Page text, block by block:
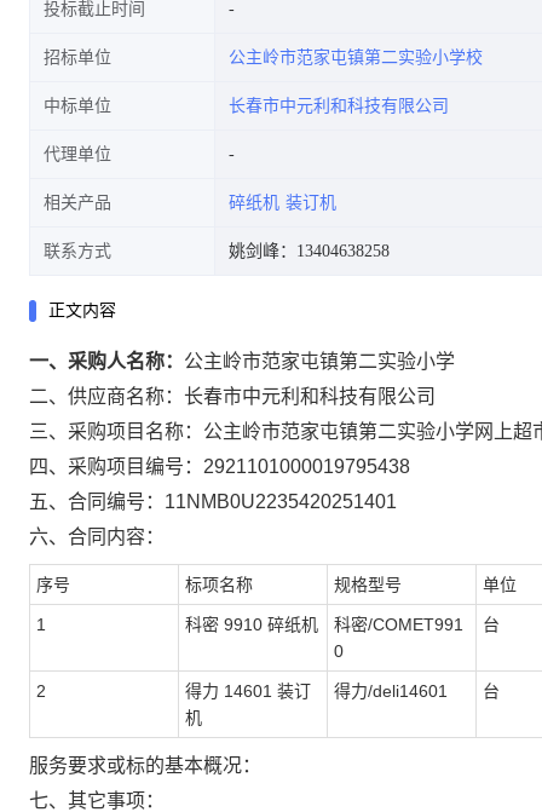
投标截止时间
招标单位 公主岭市范家屯镇第二实验小学校
中标单位 长春市中元利和科技有限公司
代理单位
相关产品 碎纸机 装订机
联系方式 姚剑峰：13404638258
正文内容
一、采购人名称： 公主岭市范家屯镇第二实验小学
二、供应商名称： 长春市中元利和科技有限公司
三、采购项目名称： 公主岭市范家屯镇第二实验小学网上超
四、采购项目编号： 2921101000019795438
五、合同编号： 11NMB0U2235420251401
六、合同内容：
序号 标项名称 规格型号 单位
1 科密 9910 碎纸机
科密/COMET991
0
台
2
得力 14601 装订
机
得力/deli14601 台
服务要求或标的基本概况：
七、其它事项：